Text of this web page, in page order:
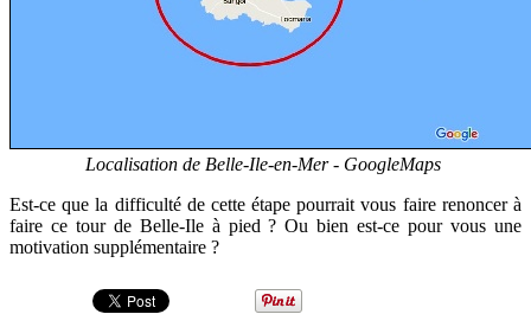
Localisation de Belle-Ile-en-Mer - GoogleMaps
Est-ce que la difficulté de cette étape pourrait vous faire renoncer à
faire ce tour de Belle-Ile à pied ? Ou bien est-ce pour vous une
motivation supplémentaire ?